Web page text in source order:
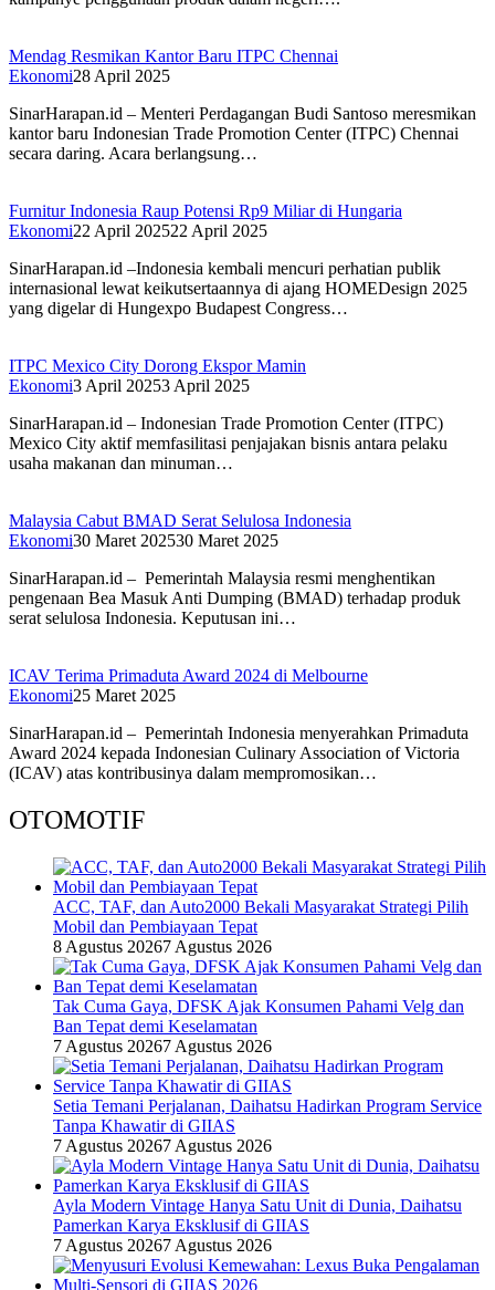
Mendag Resmikan Kantor Baru ITPC Chennai
Ekonomi28 April 2025
SinarHarapan.id – Menteri Perdagangan Budi Santoso meresmikan
kantor baru Indonesian Trade Promotion Center (ITPC) Chennai
secara daring. Acara berlangsung…
Furnitur Indonesia Raup Potensi Rp9 Miliar di Hungaria
Ekonomi22 April 202522 April 2025
SinarHarapan.id –Indonesia kembali mencuri perhatian publik
internasional lewat keikutsertaannya di ajang HOMEDesign 2025
yang digelar di Hungexpo Budapest Congress…
ITPC Mexico City Dorong Ekspor Mamin
Ekonomi3 April 20253 April 2025
SinarHarapan.id – Indonesian Trade Promotion Center (ITPC)
Mexico City aktif memfasilitasi penjajakan bisnis antara pelaku
usaha makanan dan minuman…
Malaysia Cabut BMAD Serat Selulosa Indonesia
Ekonomi30 Maret 202530 Maret 2025
SinarHarapan.id – Pemerintah Malaysia resmi menghentikan
pengenaan Bea Masuk Anti Dumping (BMAD) terhadap produk
serat selulosa Indonesia. Keputusan ini…
ICAV Terima Primaduta Award 2024 di Melbourne
Ekonomi25 Maret 2025
SinarHarapan.id – Pemerintah Indonesia menyerahkan Primaduta
Award 2024 kepada Indonesian Culinary Association of Victoria
(ICAV) atas kontribusinya dalam mempromosikan…
OTOMOTIF
ACC, TAF, dan Auto2000 Bekali Masyarakat Strategi Pilih
Mobil dan Pembiayaan Tepat
8 Agustus 20267 Agustus 2026
Tak Cuma Gaya, DFSK Ajak Konsumen Pahami Velg dan
Ban Tepat demi Keselamatan
7 Agustus 20267 Agustus 2026
Setia Temani Perjalanan, Daihatsu Hadirkan Program Service
Tanpa Khawatir di GIIAS
7 Agustus 20267 Agustus 2026
Ayla Modern Vintage Hanya Satu Unit di Dunia, Daihatsu
Pamerkan Karya Eksklusif di GIIAS
7 Agustus 20267 Agustus 2026